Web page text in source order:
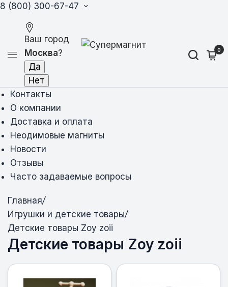
8 (800) 300-67-47
Ваш город
Москва? 0
Контакты
О компании
Доставка и оплата
Неодимовые магниты
Новости
Отзывы
Часто задаваемые вопросы
Главная/
Игрушки и детские товары/
Детские товары Zoy zoii
Детские товары Zoy zoii